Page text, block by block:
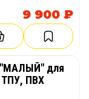
9 900 ₽
"МАЛЫЙ" для
ТПУ, ПВХ